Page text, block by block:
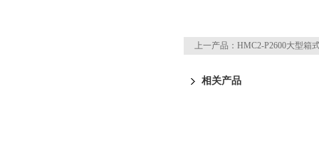
上一产品： HMC2-P2600大型箱
相关产品